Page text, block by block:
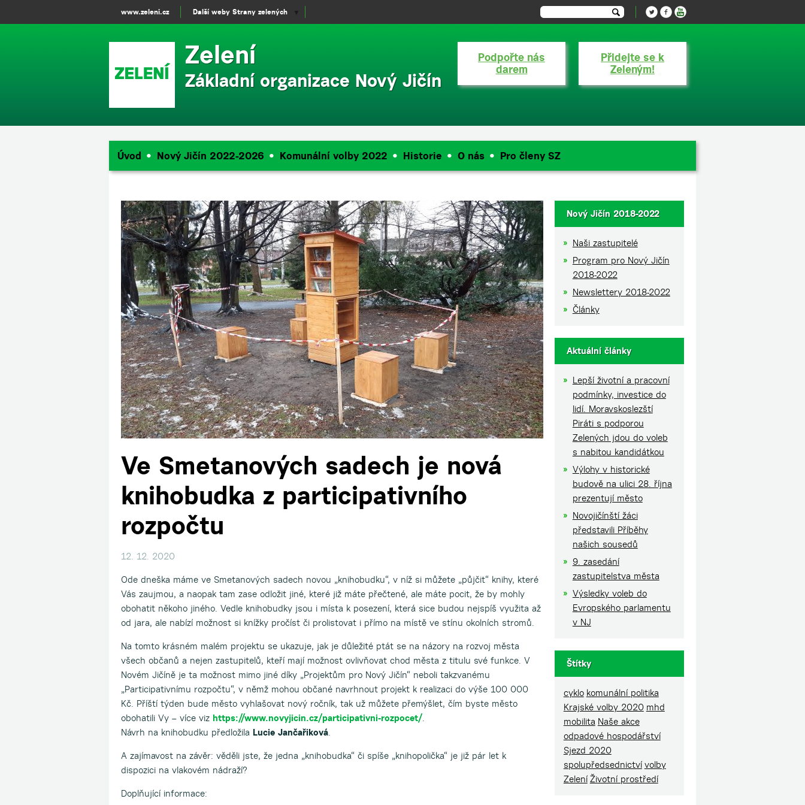
Zelení
Základní organizace Nový Jičín
Přidejte se k
Zeleným!
Podpořte nás
darem
Úvod Nový Jičín 2022-2026 Komunální volby 2022 Historie O nás Pro členy SZ
Ve Smetanových sadech je nová
knihobudka z participativního
rozpočtu
12. 12. 2020
Ode dneška máme ve Smetanových sadech novou „knihobudku“, v níž si můžete „půjčit“ knihy, které
Vás zaujmou, a naopak tam zase odložit jiné, které již máte přečtené, ale máte pocit, že by mohly
obohatit někoho jiného. Vedle knihobudky jsou i místa k posezení, která sice budou nejspíš využita až
od jara, ale nabízí možnost si knížky pročíst či prolistovat i přímo na místě ve stínu okolních stromů.
Na tomto krásném malém projektu se ukazuje, jak je důležité ptát se na názory na rozvoj města
všech občanů a nejen zastupitelů, kteří mají možnost ovlivňovat chod města z titulu své funkce. V
Novém Jičíně je ta možnost mimo jiné díky „Projektům pro Nový Jičín“ neboli takzvanému
„Participativnímu rozpočtu“, v němž mohou občané navrhnout projekt k realizaci do výše 100 000
Kč. Příští týden bude město vyhlašovat nový ročník, tak už můžete přemýšlet, čím byste město
obohatili Vy – více viz https://www.novyjicin.cz/participativni-rozpocet/.
Návrh na knihobudku předložila Lucie Jančařiková.
A zajímavost na závěr: věděli jste, že jedna „knihobudka“ či spíše „knihopolička“ je již pár let k
dispozici na vlakovém nádraží?
Doplňující informace:
Nový Jičín 2018-2022
Naši zastupitelé
Program pro Nový Jičín
2018-2022
Newslettery 2018-2022
Články
Aktuální články
Lepší životní a pracovní
podmínky, investice do
lidí. Moravskoslezští
Piráti s podporou
Zelených jdou do voleb
s nabitou kandidátkou
Výlohy v historické
budově na ulici 28. října
prezentují město
Novojičínští žáci
představili Příběhy
našich sousedů
9. zasedání
zastupitelstva města
Výsledky voleb do
Evropského parlamentu
v NJ
Štítky
cyklo komunální politika
Krajské volby 2020 mhd
mobilita Naše akce
odpadové hospodářství
Sjezd 2020
spolupředsednictví volby
Zelení Životní prostředí
www.zeleni.cz Další weby Strany zelených ▼